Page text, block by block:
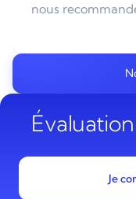
Tous les ans, des
Je